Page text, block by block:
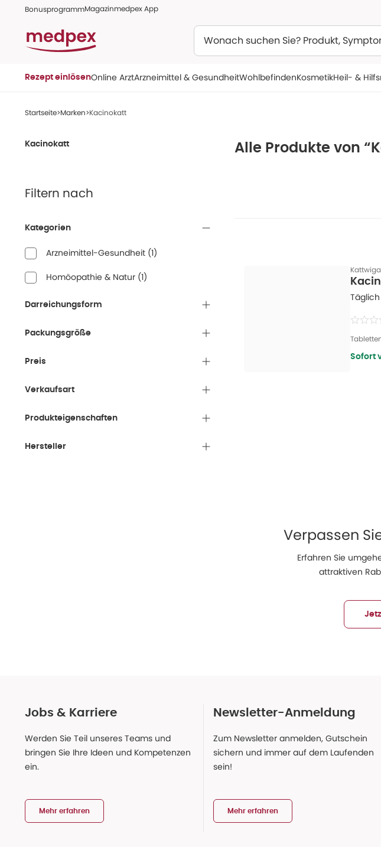
BonusprogrammMagazinmedpex App
Rezept einlösenOnline ArztArzneimittel & GesundheitWohlbefindenKosmetikHeil- &
Startseite Marken Kacinokatt
Alle Produkte von
Kacinokatt
Filtern nach
Kategorien
Arzneimittel-Gesundheit (1)
Homöopathie & Natur (1)
Darreichungsform
Packungsgröße
Preis
Verkaufsart
Produkteigenschaften
Hersteller
Sofort
Verpassen
Erfahren Sie
attraktiven
Jobs & Karriere
Werden Sie Teil unseres Teams und
bringen Sie Ihre Ideen und Kompetenzen
ein.
Mehr erfahren
Newsletter-Anmeldung
Zum Newsletter anmelden, Gutschein
sichern und immer auf dem Laufenden
sein!
Mehr erfahren